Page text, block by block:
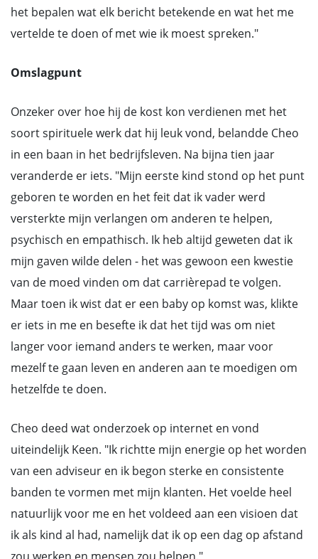
het bepalen wat elk bericht betekende en wat het me
vertelde te doen of met wie ik moest spreken."
Omslagpunt
Onzeker over hoe hij de kost kon verdienen met het
soort spirituele werk dat hij leuk vond, belandde Cheo
in een baan in het bedrijfsleven. Na bijna tien jaar
veranderde er iets. "Mijn eerste kind stond op het punt
geboren te worden en het feit dat ik vader werd
versterkte mijn verlangen om anderen te helpen,
psychisch en empathisch. Ik heb altijd geweten dat ik
mijn gaven wilde delen - het was gewoon een kwestie
van de moed vinden om dat carrièrepad te volgen.
Maar toen ik wist dat er een baby op komst was, klikte
er iets in me en besefte ik dat het tijd was om niet
langer voor iemand anders te werken, maar voor
mezelf te gaan leven en anderen aan te moedigen om
hetzelfde te doen.
Cheo deed wat onderzoek op internet en vond
uiteindelijk Keen. "Ik richtte mijn energie op het worden
van een adviseur en ik begon sterke en consistente
banden te vormen met mijn klanten. Het voelde heel
natuurlijk voor me en het voldeed aan een visioen dat
ik als kind al had, namelijk dat ik op een dag op afstand